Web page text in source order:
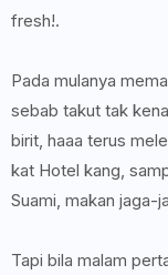
fresh!.
Pada mulanya
sebab takut tak
birit, haaa terus
kat Hotel kang,
Suami, makan jaga-
Tapi bila malam